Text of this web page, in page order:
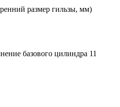
размер гильзы, мм)
базового цилиндра 11